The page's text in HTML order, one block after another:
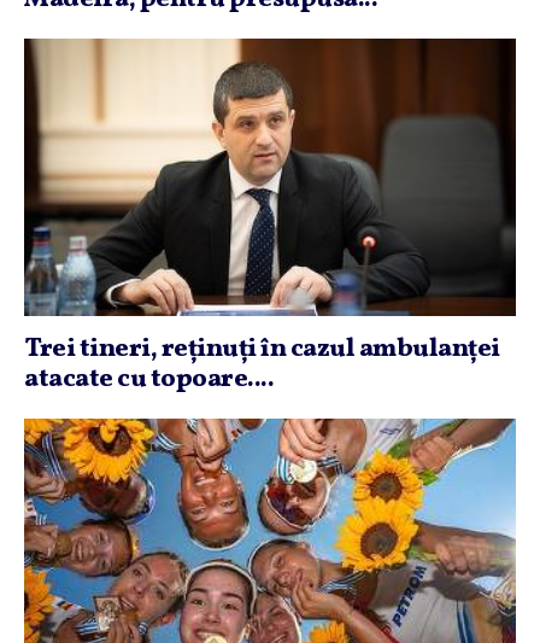
Trei tineri, reţinuţi în cazul ambulanţei
atacate cu topoare....